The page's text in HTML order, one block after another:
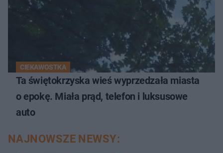
CIEKAWOSTKA
Ta świętokrzyska wieś wyprzedzała miasta
o epokę. Miała prąd, telefon i luksusowe
auto
NAJNOWSZE NEWSY: